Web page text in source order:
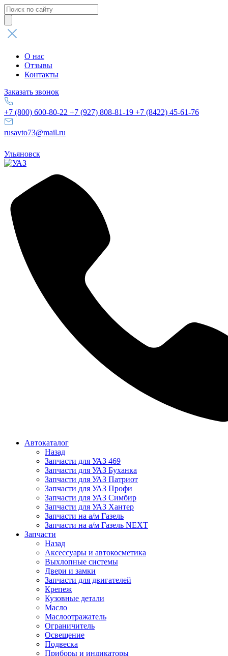
Поиск
товаров
О нас
Отзывы
Контакты
Заказать звонок
+7 (800) 600-80-22 +7 (927) 808-81-19 +7 (8422) 45-61-76
rusavto73@mail.ru
Ульяновск
Автокаталог
Назад
Запчасти для УАЗ 469
Запчасти для УАЗ Буханка
Запчасти для УАЗ Патриот
Запчасти для УАЗ Профи
Запчасти для УАЗ Симбир
Запчасти для УАЗ Хантер
Запчасти на а/м Газель
Запчасти на а/м Газель NEXT
Запчасти
Назад
Аксессуары и автокосметика
Выхлопные системы
Двери и замки
Запчасти для двигателей
Крепеж
Кузовные детали
Масло
Маслоотражатель
Ограничитель
Освещение
Подвеска
Приборы и индикаторы